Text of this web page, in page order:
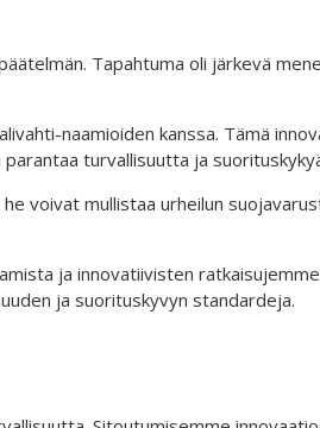
Tapahtuma oli järkevä
naamioiden kanssa. Tämä
turvallisuutta ja
voivat mullistaa urheilun
ja innovatiivisten
ja suorituskyvyn standardeja.